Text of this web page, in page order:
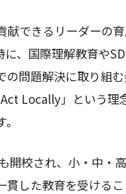
献できるリーダーの
、国際理解教育や
問題解決に取り組
Locally」という理
開校され、小・中・
貫した教育を受ける